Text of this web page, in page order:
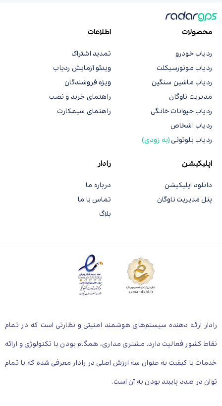
محصولات
ردیاب خودرو
ردیاب موتورسیکلت
ردیاب ماشین سنگین
مدیریت ناوگان
ردیاب حیوانات خانگی
ردیاب اشخاص
ردیاب بلوتوثی (به زودی)
اطلاعات
تمدید اشتراک
ویدئو آزمایش ردیاب
ویژه فروشندگان
راهنمای خرید و نصب
راهنمای سیمکارت
اپلیکیشن
دانلود اپلیکیشن
پنل مدیریت ناوگان
رادار
درباره ما
تماس با ما
بلاگ
رادار ارائه دهنده سیستم‌های هوشمند امنیتی و نظارتی است که در تمام
نقاط کشور فعالیت دارد. مشتری مداری، همگام بودن با تکنولوژی و ارائه
خدمات با کیفیت به عنوان سه ارزش اصلی در رادار معرفی شده که با تمام
توان در صدد پایبند بودن به آن است.